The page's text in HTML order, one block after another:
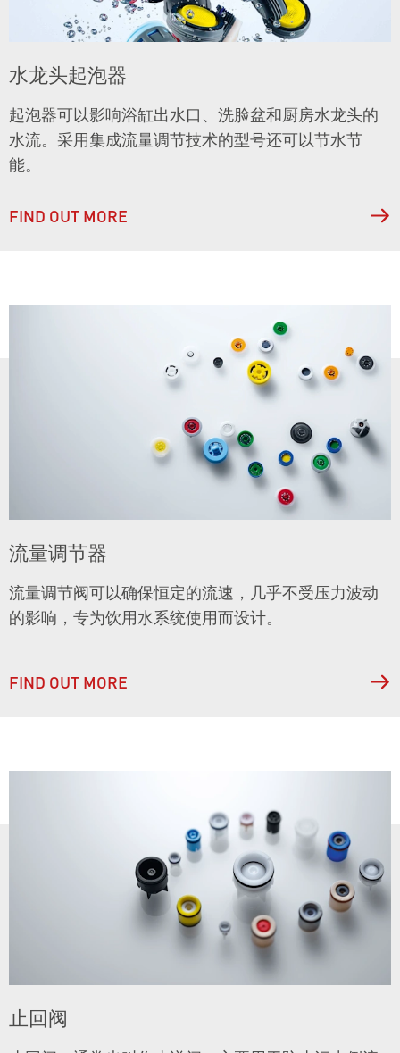
水龙头起泡器
起泡器可以影响浴缸出水口、洗脸盆和厨房水龙头的
水流。采用集成流量调节技术的型号还可以节水节
能。
FIND OUT MORE
流量调节器
流量调节阀可以确保恒定的流速，几乎不受压力波动
的影响，专为饮用水系统使用而设计。
FIND OUT MORE
止回阀